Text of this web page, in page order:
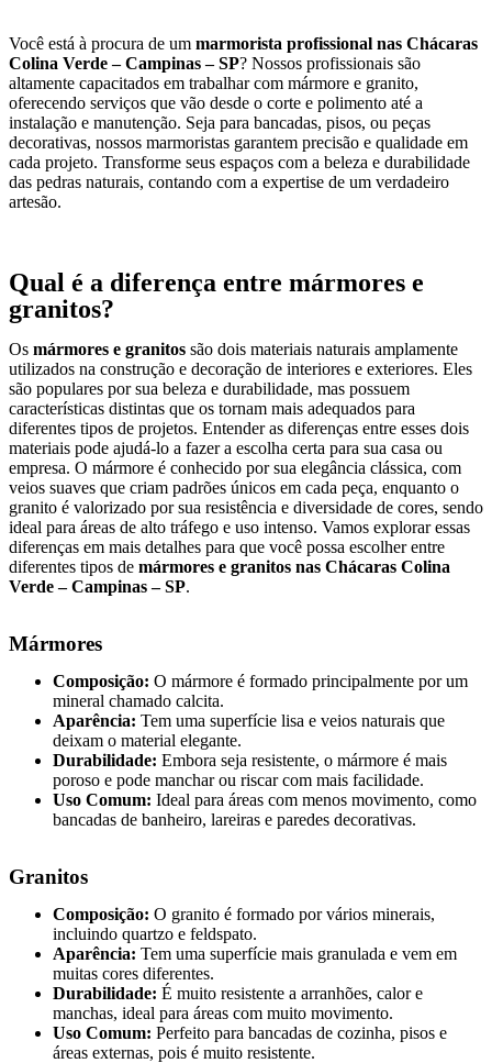
Você está à procura de um marmorista profissional nas Chácaras
Colina Verde – Campinas – SP? Nossos profissionais são
altamente capacitados em trabalhar com mármore e granito,
oferecendo serviços que vão desde o corte e polimento até a
instalação e manutenção. Seja para bancadas, pisos, ou peças
decorativas, nossos marmoristas garantem precisão e qualidade em
cada projeto. Transforme seus espaços com a beleza e durabilidade
das pedras naturais, contando com a expertise de um verdadeiro
artesão.
Qual é a diferença entre mármores e
granitos?
Os mármores e granitos são dois materiais naturais amplamente
utilizados na construção e decoração de interiores e exteriores. Eles
são populares por sua beleza e durabilidade, mas possuem
características distintas que os tornam mais adequados para
diferentes tipos de projetos. Entender as diferenças entre esses dois
materiais pode ajudá-lo a fazer a escolha certa para sua casa ou
empresa. O mármore é conhecido por sua elegância clássica, com
veios suaves que criam padrões únicos em cada peça, enquanto o
granito é valorizado por sua resistência e diversidade de cores, sendo
ideal para áreas de alto tráfego e uso intenso. Vamos explorar essas
diferenças em mais detalhes para que você possa escolher entre
diferentes tipos de mármores e granitos nas Chácaras Colina
Verde – Campinas – SP.
Mármores
Composição: O mármore é formado principalmente por um
mineral chamado calcita.
Aparência: Tem uma superfície lisa e veios naturais que
deixam o material elegante.
Durabilidade: Embora seja resistente, o mármore é mais
poroso e pode manchar ou riscar com mais facilidade.
Uso Comum: Ideal para áreas com menos movimento, como
bancadas de banheiro, lareiras e paredes decorativas.
Granitos
Composição: O granito é formado por vários minerais,
incluindo quartzo e feldspato.
Aparência: Tem uma superfície mais granulada e vem em
muitas cores diferentes.
Durabilidade: É muito resistente a arranhões, calor e
manchas, ideal para áreas com muito movimento.
Uso Comum: Perfeito para bancadas de cozinha, pisos e
áreas externas, pois é muito resistente.